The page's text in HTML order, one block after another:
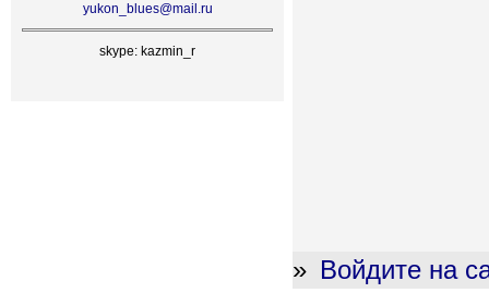
yukon_blues@mail.ru
skype: kazmin_r
» Войдите на